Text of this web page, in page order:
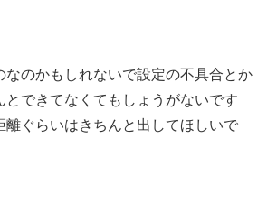
なのかもしれないで設定の不具合とか
とできてなくてもしょうがないです
離ぐらいはきちんと出してほしいで